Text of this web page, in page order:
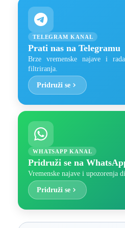
TELEGRAM KANAL
Prati nas na Telegramu
Brze vremenske najave i
filtriranja.
Pridruži se
WHATSAPP KANAL
Pridruži se na
Vremenske najave i upozorenja
Pridruži se